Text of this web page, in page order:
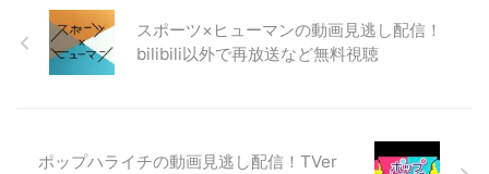
スポーツ×ヒューマンの動画見逃し配信！
bilibili以外で再放送など無料視聴
ポップハライチの動画見逃し配信！TVer